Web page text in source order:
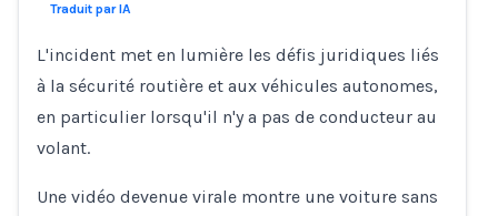
Traduit par IA
L'incident met en lumière les défis juridiques liés
à la sécurité routière et aux véhicules autonomes,
en particulier lorsqu'il n'y a pas de conducteur au
volant.
Une vidéo devenue virale montre une voiture sans